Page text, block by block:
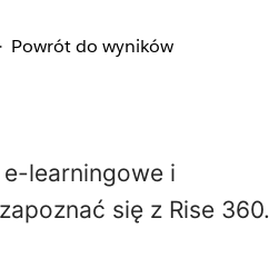
Powrót do wyników
learningowe i
się z Rise 360.